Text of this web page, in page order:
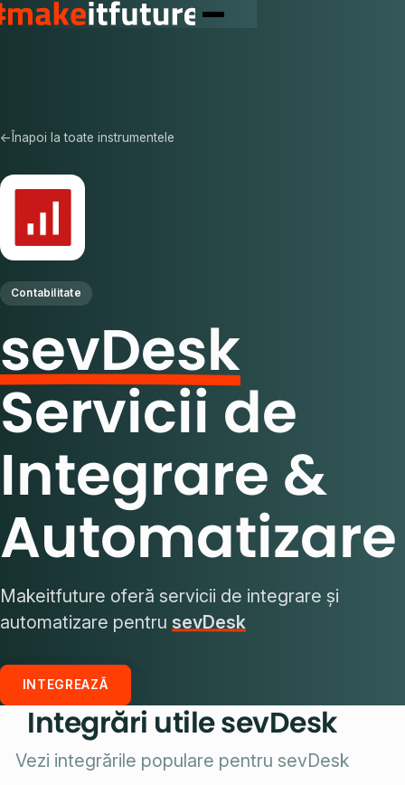
← Înapoi la toate instrumentele
Contabilitate
sevDesk
Servicii de
Integrare &
Automatizare
Makeitfuture oferă servicii de integrare și
automatizare pentru sevDesk
INTEGREAZĂ
Integrări utile sevDesk
Vezi integrările populare pentru sevDesk